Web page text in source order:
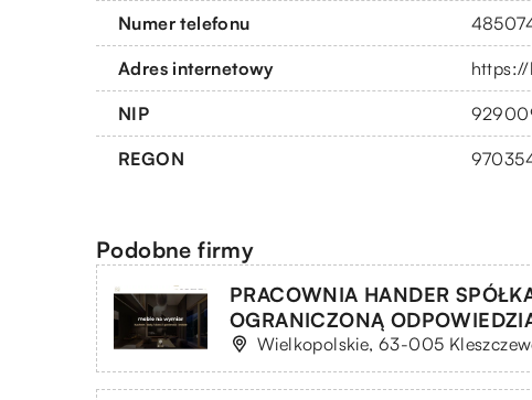
Numer telefonu
Adres internetowy
NIP
REGON
Podobne firmy
PRACOWNIA HANDER
OGRANICZONĄ
Wielkopolskie, 63-005